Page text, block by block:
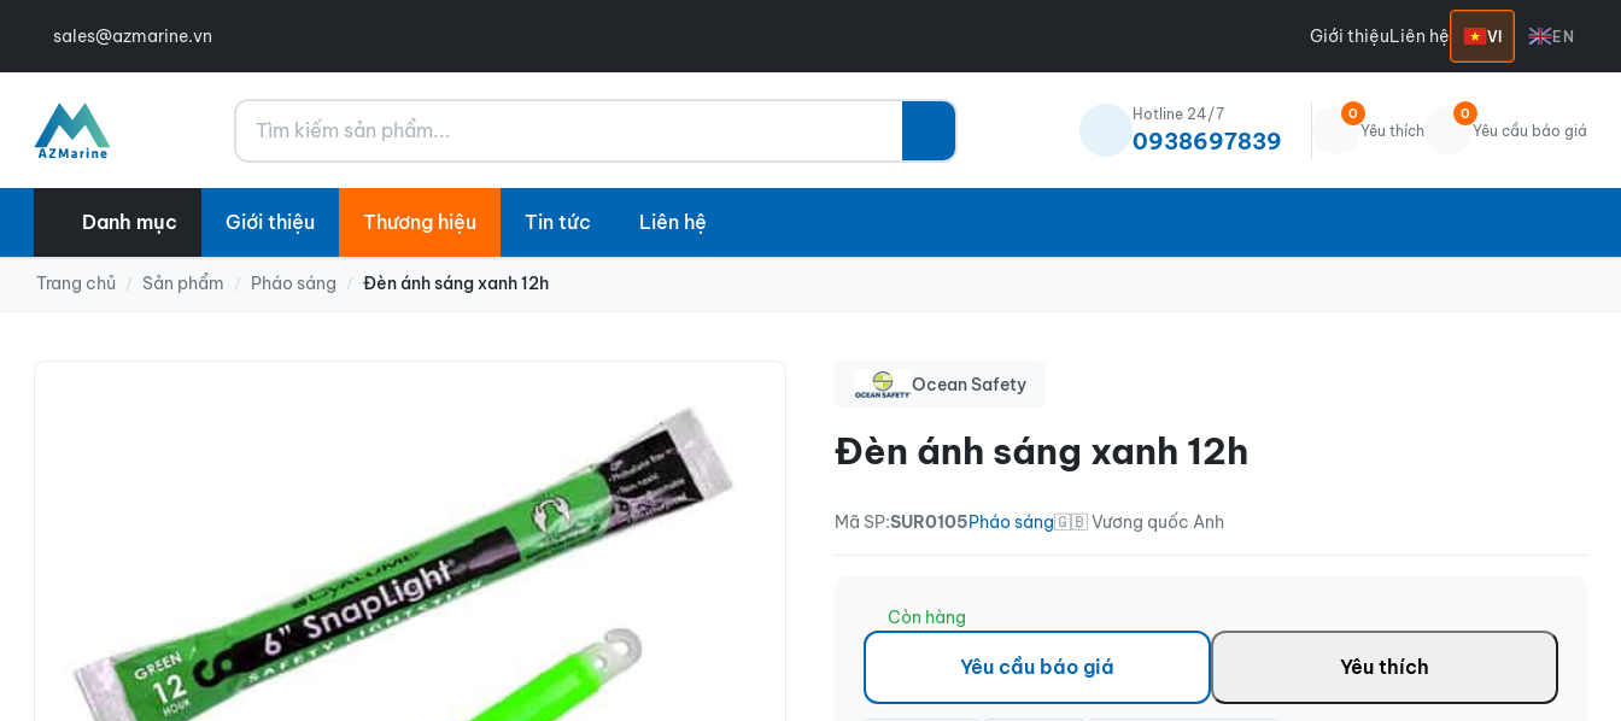
sales@azmarine.vn Giới thiệuLiên hệ VI EN
Tìm kiếm Hotline 24/7
0938697839
0
Yêu thích
0
Yêu cầu báo giá
Danh mục Giới thiệu Thương hiệu Tin tức Liên hệ
Trang chủ / Sản phẩm / Pháo sáng / Đèn ánh sáng xanh 12h
Ocean Safety
Đèn ánh sáng xanh 12h
Mã SP:SUR0105Pháo sáng🇬🇧 Vương quốc Anh
Còn hàng
Yêu cầu báo giá Yêu thích